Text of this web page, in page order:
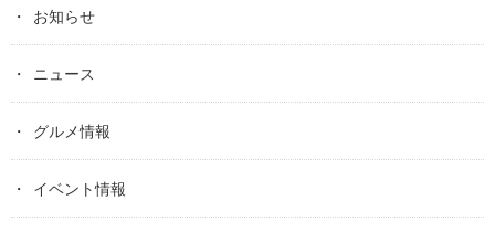
お知らせ
ニュース
グルメ情報
イベント情報